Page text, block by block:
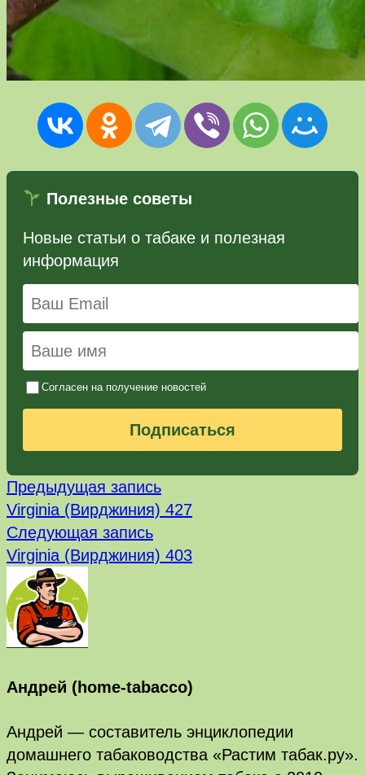
Полезные советы
Новые статьи о табаке и полезная
информация
Согласен на получение новостей
Подписаться
Навигация
по
записям
Предыдущая записьПредыдущая
запись:
Virginia (Вирджиния) 427
Следующая записьСледующая
запись:
Virginia (Вирджиния) 403
Андрей (home-tabacco)
Андрей — составитель энциклопедии
домашнего табаководства «Растим табак.ру».